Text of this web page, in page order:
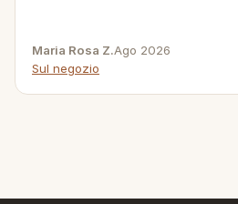
Maria Rosa Z.Ago 2026
Sul negozio